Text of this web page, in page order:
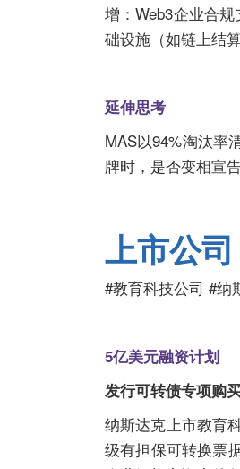
增：Web3企业合
础设施（如链上结
延伸思考
MAS以94%淘汰率
牌时，是否变相宣
上市公
#教育科技公司 #纳
5亿美元融资计划
发行可转债专项购
纳斯达克上市教育
级有担保可转换票